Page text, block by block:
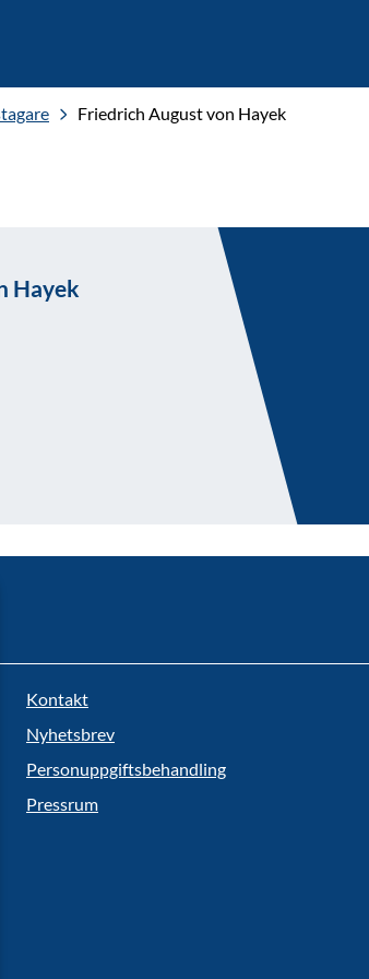
Friedrich August von Hayek
Hayek
Kontakt
Nyhetsbrev
Personuppgiftsbehandling
Pressrum